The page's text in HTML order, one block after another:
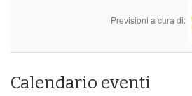
Previsioni a cura di:
Calendario eventi